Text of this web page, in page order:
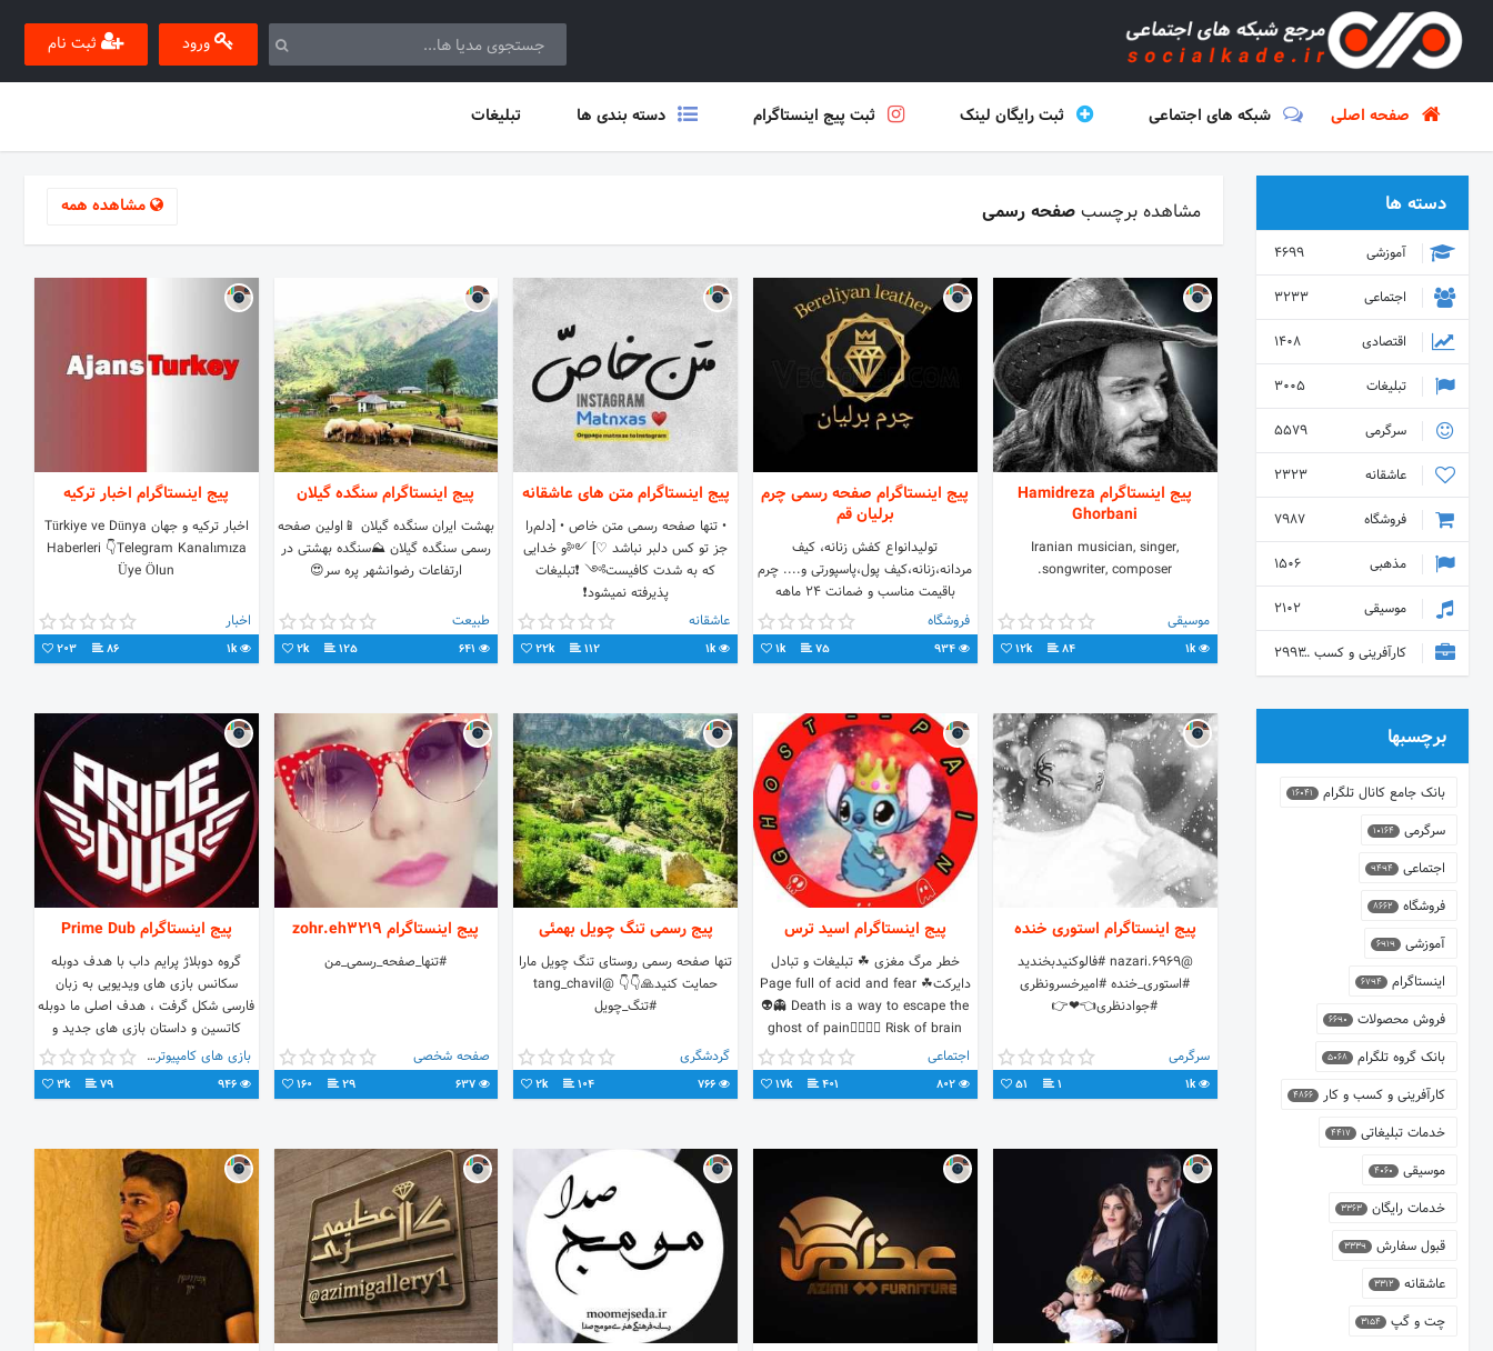
ورود ثبت نام
صفحه اصلی شبکه های اجتماعی ثبت رایگان لینک ثبت پیج اینستاگرام دسته بندی ها تبلیغات
مشاهده برچسب صفحه رسمی مشاهده همه
پیج اینستاگرام Hamidreza
Ghorbani
Iranian musician, singer,
songwriter, composer.
موسیقی
1k
84
12k
پیج اینستاگرام صفحه رسمی چرم
برلیان قم
تولیدانواع کفش زنانه، کیف
مردانه،زنانه،کیف پول،پاسپورتی و.... چرم
باقیمت مناسب و ضمانت ۲۴ ماهه
سفارشات پذیرفته میشود ارسال به تمام
نقاط کشور
فروشگاه
934
75
1k
پیج اینستاگرام متن های عاشقانه
• تنها صفحه رسمی متن خاص • [دلم‌را
جز تو کس دلبر نباشد ♡] ༺و خدایی
که به شدت کافیست༻ ❗تبلیغات
پذیرفته نمیشود❗
عاشقانه
1k
112
22k
پیج اینستاگرام سنگده گیلان
بهشت ایران سنگده گیلان 📱اولین صفحه
رسمی سنگده گیلان ⛰سنگده بهشتی در
ارتفاعات رضوانشهر پره سر😍
طبیعت
641
125
2k
پیج اینستاگرام اخبار ترکیه
اخبار ترکیه و جهان Türkiye ve Dünya
Haberleri 👇Telegram Kanalımıza
Üye Ölun
اخبار
1k
86
203
پیج اینستاگرام استوری خنده
@nazari.6969 #فالوکنیدبخندید
#استوری_خنده #امیرخسرونظری
#جوادنظری👈❤👉
سرگرمی
1k
1
51
پیج اینستاگرام اسید ترس
خطر مرگ مغزی ☘︎ تبلیغات و تبادل
دایرکت☘︎ Page full of acid and fear
👽👻 Death is a way to escape the
ghost of pain🧟‍♀️🧟‍♂️ Risk of brain
death⚰️
اجتماعی
802
401
17k
پیج رسمی تنگ چویل بهمئی
تنها صفحه رسمی روستای تنگ چویل مارا
حمایت کنید🙏👇👇 @tang_chavil
#تنگ_چویل
گردشگری
766
104
2k
پیج اینستاگرام zohr.eh3219
#تنها_صفحه_رسمی_من
صفحه شخصی
637
29
160
پیج اینستاگرام Prime Dub
گروه دوبلاژ پرایم داب با هدف دوبله
سکانس بازی های ویدیویی به زبان
فارسی شکل گرفت ، هدف اصلی ما دوبله
کاتسین و داستان بازی های جدید و
قدیم به زبان فارسی هست تا گیمر های
فارسی زبان بتونن با زبون شیرین فارسی
سکانس های گیم های مورد علاقه
بازی های کامپیوتری
946
79
3k
دسته ها
آموزشی
4699
اجتماعی
3233
اقتصادی
1408
تبلیغات
3005
سرگرمی
5579
عاشقانه
2323
فروشگاه
7987
مذهبی
1506
موسیقی
2102
کارآفرینی و کسب و کار 2993
برچسبها
بانک جامع کانال تلگرام 16041
سرگرمی 10164
اجتماعی 9494
فروشگاه 8662
آموزشی 6919
اینستاگرام 6794
فروش محصولات 6690
بانک گروه تلگرام 5068
کارآفرینی و کسب و کار 4866
خدمات تبلیغاتی 4417
موسیقی 4060
خدمات رایگان 3363
قبول سفارش 3339
عاشقانه 3312
چت و گپ 3154